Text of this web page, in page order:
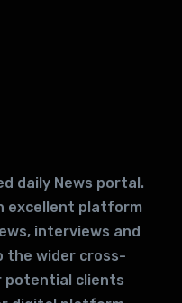
daily News portal.
excellent platform
interviews and
the wider cross-
potential clients